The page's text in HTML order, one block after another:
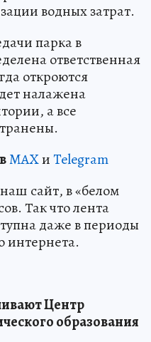
водных затрат.
парка в
ответственная
откроются
налажена
а все
MAXиTelegram
сайт, в «белом
Так что лента
даже в периоды
интернета.
Центр
образования